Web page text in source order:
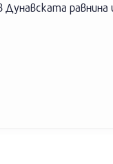
равнина